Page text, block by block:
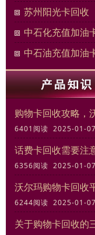
苏州阳光卡回收
中石化充值加油
中石油充值加油
购物卡回收攻略，
6401阅读 2025-01-
话费卡回收需要注
6356阅读 2025-01-
沃尔玛购物卡回收
6244阅读 2025-01-
关于购物卡回收的